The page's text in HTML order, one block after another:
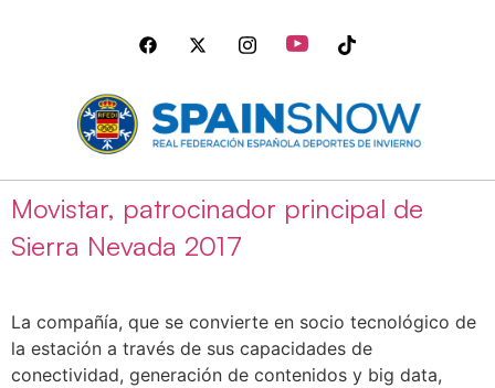
Movistar, patrocinador principal de
Sierra Nevada 2017
La compañía, que se convierte en socio tecnológico de
la estación a través de sus capacidades de
conectividad, generación de contenidos y big data,